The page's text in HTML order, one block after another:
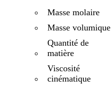
Masse molaire
Masse volumique
Quantité de
matière
Viscosité
cinématique